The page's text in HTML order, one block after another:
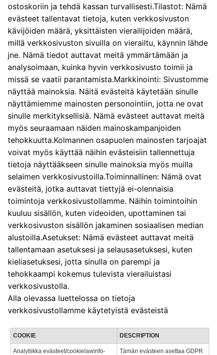
ostoskoriin ja tehdä kassan turvallisesti.Tilastot: Nämä
evästeet tallentavat tietoja, kuten verkkosivuston
kävijöiden määrä, yksittäisten vierailijoiden määrä,
millä verkkosivuston sivuilla on vierailtu, käynnin lähde
jne. Nämä tiedot auttavat meitä ymmärtämään ja
analysoimaan, kuinka hyvin verkkosivusto toimii ja
missä se vaatii parantamista.Markkinointi: Sivustomme
näyttää mainoksia. Näitä evästeitä käytetään sinulle
näyttämiemme mainosten personointiin, jotta ne ovat
sinulle merkityksellisiä. Nämä evästeet auttavat meitä
myös seuraamaan näiden mainoskampanjoiden
tehokkuutta.Kolmannen osapuolen mainosten tarjoajat
voivat myös käyttää näihin evästeisiin tallennettuja
tietoja näyttääkseen sinulle mainoksia myös muilla
selaimen verkkosivustoilla.Toiminnallinen: Nämä ovat
evästeitä, jotka auttavat tiettyjä ei-olennaisia ​​
toimintoja verkkosivustollamme. Näihin toimintoihin
kuuluu sisällön, kuten videoiden, upottaminen tai
verkkosivuston sisällön jakaminen sosiaalisen median
alustoilla.Asetukset: Nämä evästeet auttavat meitä
tallentamaan asetuksesi ja selausasetuksesi, kuten
kieliasetuksesi, jotta sinulla on parempi ja
tehokkaampi kokemus tulevista vierailuistasi
verkkosivustolla.
Alla olevassa luettelossa on tietoja
verkkosivustollamme käytetyistä evästeistä
COOKIE DESCRIPTION
Analytiikka evästeet/cookielawinfo-
Tämän evästeen asettaa GDPR